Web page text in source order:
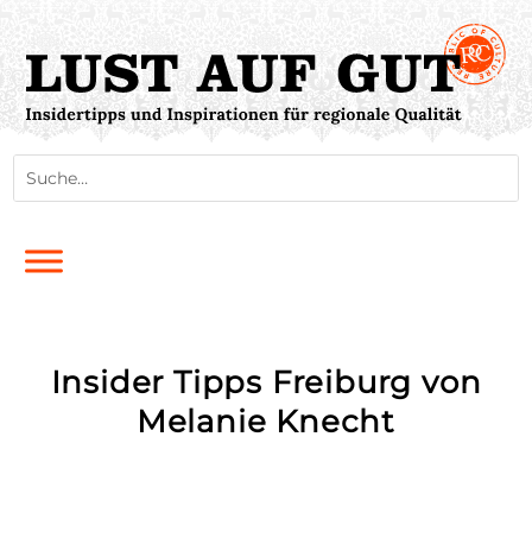
Insider Tipps Freiburg von
Melanie Knecht